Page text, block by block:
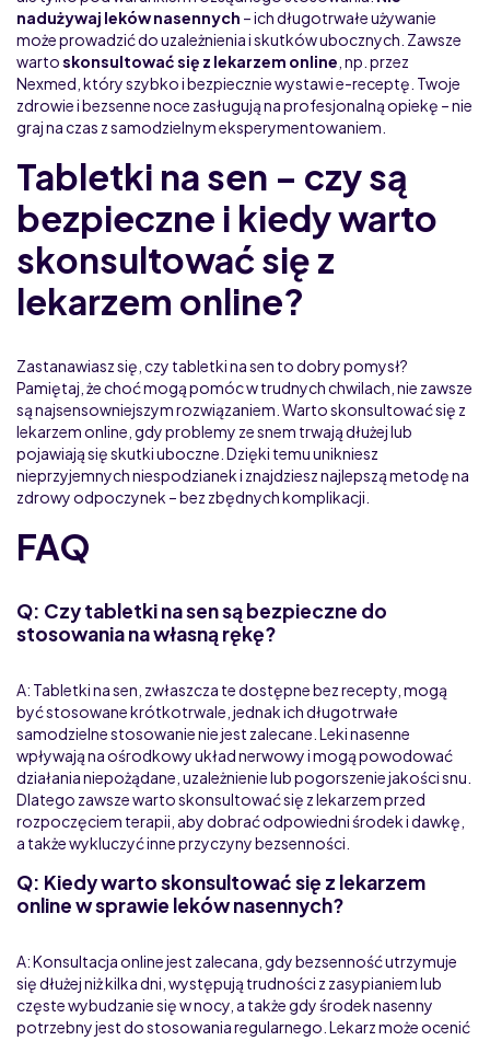
nadużywaj leków nasennych – ich długotrwałe używanie
może prowadzić do uzależnienia i skutków ubocznych. Zawsze
wartoskonsultować się z lekarzem online , np. przez
Nexmed, który szybko i bezpiecznie wystawi e-receptę. Twoje
zdrowie i bezsenne noce zasługują na profesjonalną opiekę – nie
graj na czas z samodzielnym eksperymentowaniem.
Tabletki na sen – czy są
bezpieczne i kiedy warto
skonsultować się z
lekarzem online?
Zastanawiasz się, czy tabletki na sen to dobry pomysł?
Pamiętaj, że choć mogą pomóc w trudnych chwilach, nie zawsze
są najsensowniejszym rozwiązaniem. Warto skonsultować się z
lekarzem online, gdy problemy ze snem trwają dłużej lub
pojawiają się skutki uboczne. Dzięki temu unikniesz
nieprzyjemnych niespodzianek i znajdziesz najlepszą metodę na
zdrowy odpoczynek – bez zbędnych komplikacji.
FAQ
Q: Czy tabletki na sen są bezpieczne do
stosowania na własną rękę?
A: Tabletki na sen, zwłaszcza te dostępne bez recepty, mogą
być stosowane krótkotrwale, jednak ich długotrwałe
samodzielne stosowanie nie jest zalecane. Leki nasenne
wpływają na ośrodkowy układ nerwowy i mogą powodować
działania niepożądane, uzależnienie lub pogorszenie jakości snu.
Dlatego zawsze warto skonsultować się z lekarzem przed
rozpoczęciem terapii, aby dobrać odpowiedni środek i dawkę,
a także wykluczyć inne przyczyny bezsenności.
Q: Kiedy warto skonsultować się z lekarzem
online w sprawie leków nasennych?
A: Konsultacja online jest zalecana, gdy bezsenność utrzymuje
się dłużej niż kilka dni, występują trudności z zasypianiem lub
częste wybudzanie się w nocy, a także gdy środek nasenny
potrzebny jest do stosowania regularnego. Lekarz może ocenić